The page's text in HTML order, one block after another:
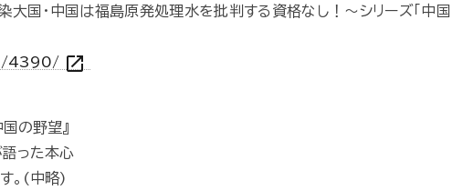
国・中国は福島原発処理水を批判する資格なし！～シリーズ「中国は
4390/ open_in_new
の野望』
った本心
。(中略)